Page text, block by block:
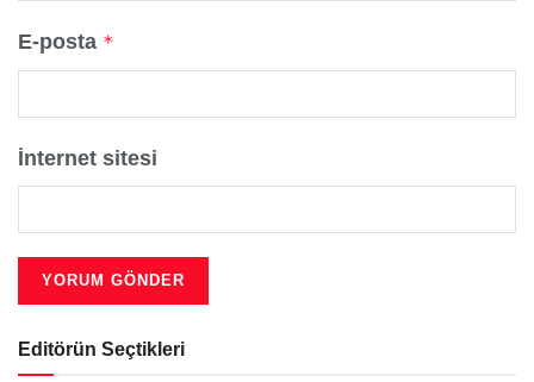
E-posta *
İnternet sitesi
Editörün Seçtikleri